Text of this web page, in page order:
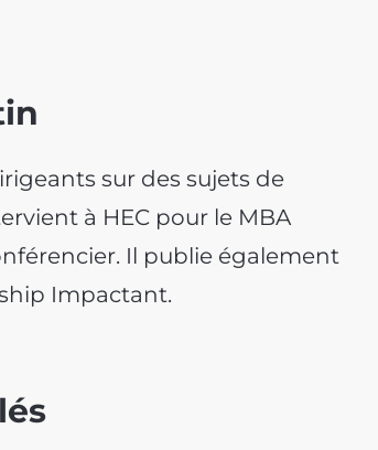
sur des sujets de
à HEC pour le MBA
Il publie également
Impactant.